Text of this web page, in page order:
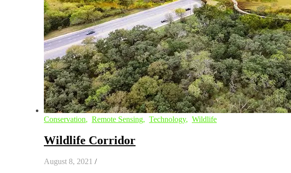
Conservation, Remote Sensing, Technology, Wildlife
Wildlife Corridor
August 8, 2021 /